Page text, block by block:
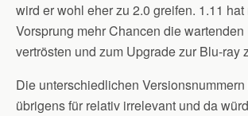
wird er wohl eher zu 2.0 greifen. 1.11
Vorsprung mehr Chancen die wartenden
vertrösten und zum Upgrade zur Blu-ray
Die unterschiedlichen
übrigens für relativ irrelevant und da